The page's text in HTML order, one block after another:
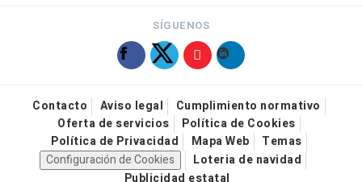
SÍGUENOS
Contacto Aviso legal
Cumplimiento normativo
Oferta de servicios
Política de Cookies
Política de Privacidad
Mapa Web
Temas
Configuración de Cookies
Loteria de navidad
Publicidad estatal